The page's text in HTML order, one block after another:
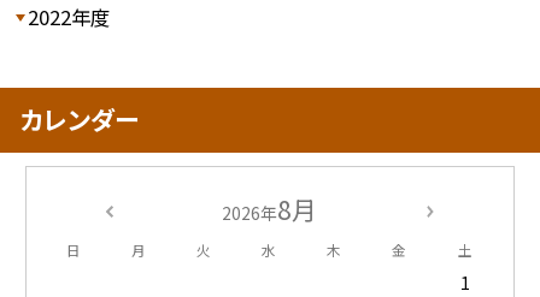
2022年度
カレンダー
2026年8月
日 月 火 水 木 金 土
1